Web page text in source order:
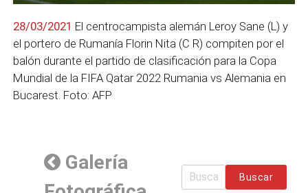
28/03/2021 El centrocampista alemán Leroy Sane (L) y
el portero de Rumanía Florin Nita (C R) compiten por el
balón durante el partido de clasificación para la Copa
Mundial de la FIFA Qatar 2022 Rumania vs Alemania en
Bucarest. Foto: AFP
Galería
Buscar